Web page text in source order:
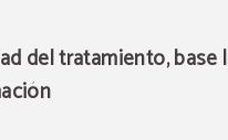
del tratamiento,